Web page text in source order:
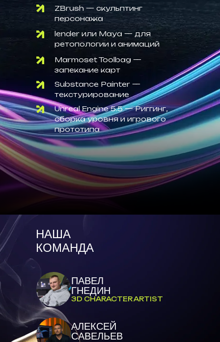
Marmoset Toolbag —
запекание карт
Substance Painter —
текстурирование
Unreal Engine 5.5 — Риггинг,
сборка уровня и игрового
прототипа
lender или Maya — для
ретопологии и анимаций
ZBrush — скульптинг
персонажа
НАША
КОМАНДА
ПАВЕЛ
ГНЕДИН
3D CHARACTER ARTIST
АЛЕКСЕЙ
САВЕЛЬЕВ